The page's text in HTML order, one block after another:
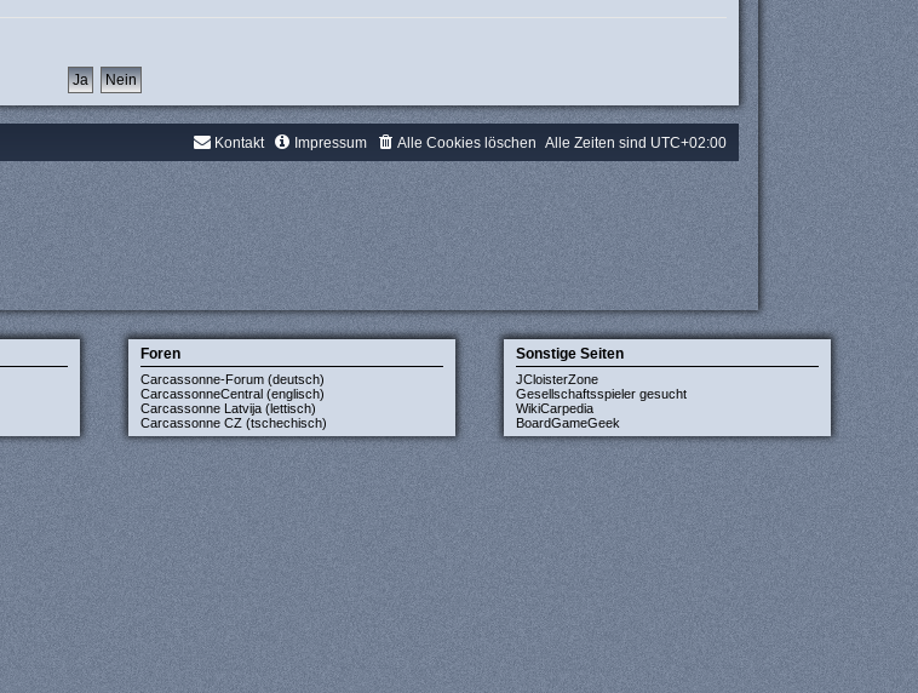
Alle Zeiten sind UTC+02:00
Alle Cookies löschen
Impressum
Kontakt
Foren
Carcassonne-Forum (deutsch)
CarcassonneCentral (englisch)
Carcassonne Latvija (lettisch)
Carcassonne CZ (tschechisch)
Sonstige Seiten
JCloisterZone
Gesellschaftsspieler gesucht
WikiCarpedia
BoardGameGeek